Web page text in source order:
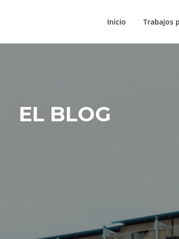
Inicio Trabajos
EL BLOG